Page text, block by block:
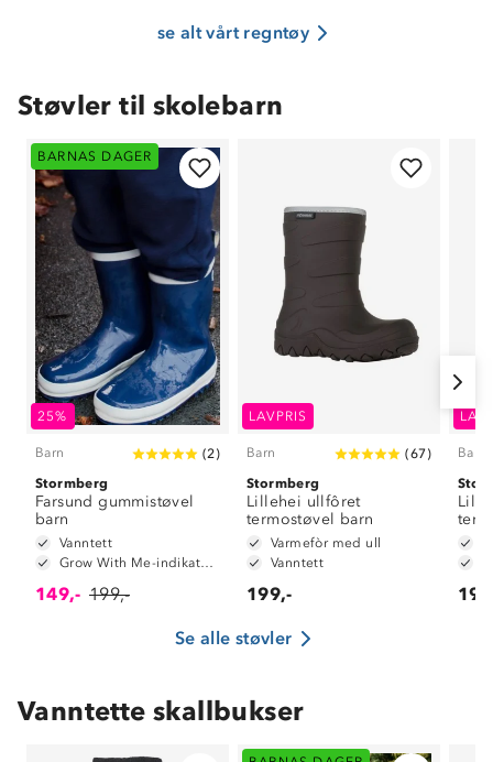
se alt vårt regntøy
Støvler til skolebarn
BARNAS DAGER
25%
Barn (2)
Stormberg
Farsund gummistøvel
barn
Vanntett
Grow With Me-indikator på innersåle
149,- 199,-
LAVPRIS
Barn (67)
Stormberg
Lillehei ullfôret
termostøvel barn
Varmefòr med ull
Vanntett
199,-
Barn
Se alle støvler
Vanntette skallbukser